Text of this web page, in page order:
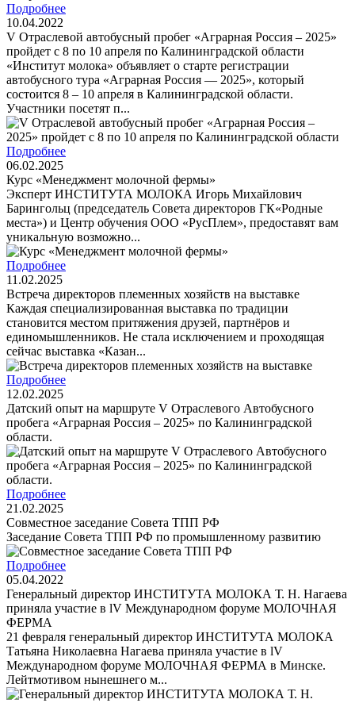
Подробнее
10.04.2022
V Отраслевой автобусный пробег «Аграрная Россия – 2025»
пройдет с 8 по 10 апреля по Калининградской области
«Институт молока» объявляет о старте регистрации
автобусного тура «Аграрная Россия — 2025», который
состоится 8 – 10 апреля в Калининградской области.
Участники посетят п...
Подробнее
06.02.2025
Курс «Менеджмент молочной фермы»
Эксперт ИНСТИТУТА МОЛОКА Игорь Михайлович
Барингольц (председатель Совета директоров ГК«Родные
места») и Центр обучения ООО «РусПлем», предоставят вам
уникальную возможно...
Подробнее
11.02.2025
Встреча директоров племенных хозяйств на выставке
Каждая специализированная выставка по традиции
становится местом притяжения друзей, партнёров и
единомышленников. Не стала исключением и проходящая
сейчас выставка «Казан...
Подробнее
12.02.2025
Датский опыт на маршруте V Отраслевого Автобусного
пробега «Аграрная Россия – 2025» по Калининградской
области.
Подробнее
21.02.2025
Cовместное заседание Совета ТПП РФ
Заседание Совета ТПП РФ по промышленному развитию
Подробнее
05.04.2022
Генеральный директор ИНСТИТУТА МОЛОКА Т. Н. Нагаева
приняла участие в lV Международном форуме МОЛОЧНАЯ
ФЕРМА
21 февраля генеральный директор ИНСТИТУТА МОЛОКА
Татьяна Николаевна Нагаева приняла участие в lV
Международном форуме МОЛОЧНАЯ ФЕРМА в Минске.
Лейтмотивом нынешнего м...